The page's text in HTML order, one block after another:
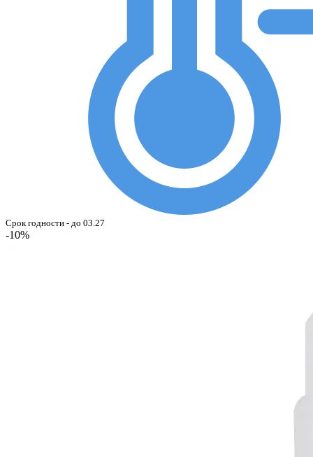
Срок годности - до 03.27
-10%